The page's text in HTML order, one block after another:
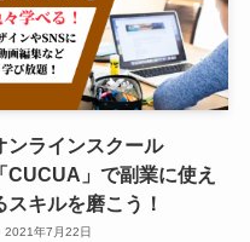
ンラインスクール
「CUCUA」で副業に使え
スキルを磨こう！
2021年7月22日